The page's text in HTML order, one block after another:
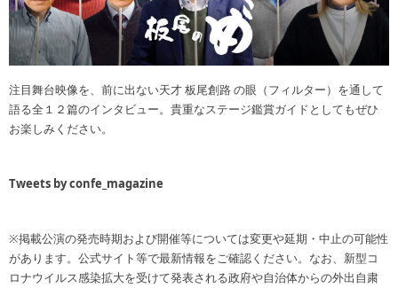
注目舞台映像を、前に出ない天才 板尾創路 の眼（フィルター）を通して
語る全１２篇のインタビュー。貴重なステージ鑑賞ガイドとしてもぜひ
お楽しみください。
Tweets by confe_magazine
※掲載公演の発売時期および開催等については変更や延期・中止の可能性
があります。公式サイト等で最新情報をご確認ください。なお、新型コ
ロナウイルス感染拡大を受けて発表される政府や自治体からの外出自粛